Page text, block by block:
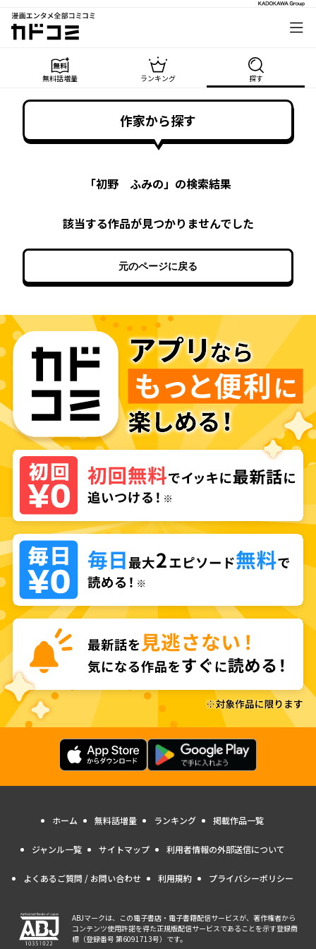
漫画エンタメ全部コミコミ
カドコミ
無料話増量 ランキング 探す
作家から探す
「初野 ふみの」の検索結果
該当する作品が見つかりませんでした
元のページに戻る
ホーム 無料話増量 ランキング 掲載作品一覧
ジャンル一覧 サイトマップ 利用者情報の外部送信について
よくあるご質問 / お問い合わせ 利用規約 プライバシーポリシー
ABJマークは、この電子書店・電子書籍配信サービスが、著作権者から
コンテンツ使用許諾を得た正規版配信サービスであることを示す登録商
標（登録番号 第6091713号）です。